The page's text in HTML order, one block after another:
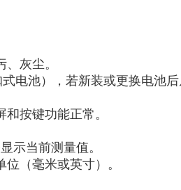
灰尘。
电池），若新装或更换电池
按键功能正常。
示当前测量值。
位（毫米或英寸）。